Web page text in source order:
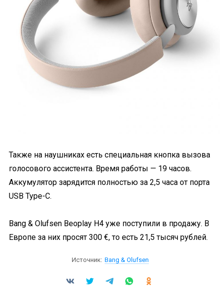
Также на наушниках есть специальная кнопка вызова
голосового ассистента. Время работы — 19 часов.
Аккумулятор зарядится полностью за 2,5 часа от порта
USB Type-C.
Bang & Olufsen Beoplay H4 уже поступили в продажу. В
Европе за них просят 300 €, то есть 21,5 тысяч рублей.
Источник: Bang & Olufsen